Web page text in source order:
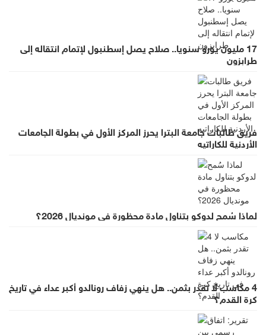
17 مليون يورو سنويا.. صلاح يصل إسطنبول لإتمام انتقاله إلى
طرابزون
فريق طالبات جامعة البترا يحرز المركز الأول في بطولة الجامعات
الأردنية للكاراتيه
لماذا سُمح لدوكو بتناول مادة محظورة في مونديال 2026؟
4 مكاسب لا تقدر بثمن.. هل ينهي زفاف رونالدو أكبر عداء في تاريخ
كرة القدم؟